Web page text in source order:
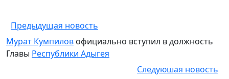
Предыдущая новость
Мурат Кумпилов официально вступил в должность
Главы Республики Адыгея
Следуюшая новость